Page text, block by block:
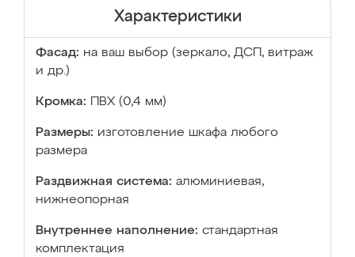
Характеристики
Фасад: на ваш выбор (зеркало, ДСП, витраж
и др.)
Кромка: ПВХ (0,4 мм)
Размеры: изготовление шкафа любого
размера
Раздвижная система: алюминиевая,
нижнеопорная
Внутреннее наполнение: стандартная
комплектация